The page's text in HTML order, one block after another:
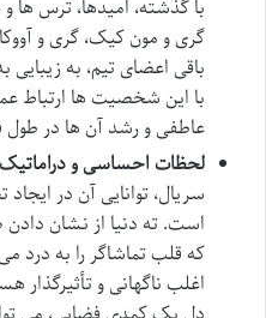
با گذشته، امیدها، ترس
گری و مون کیک، گری و
باقی اعضای تیم، به
با این شخصیت ها ارتباط
عاطفی و رشد آن ها در
لحظات احساسی و
سریال، توانایی آن در
است. ته دنیا از نشان
که قلب تماشاگر را به درد
اغلب ناگهانی و